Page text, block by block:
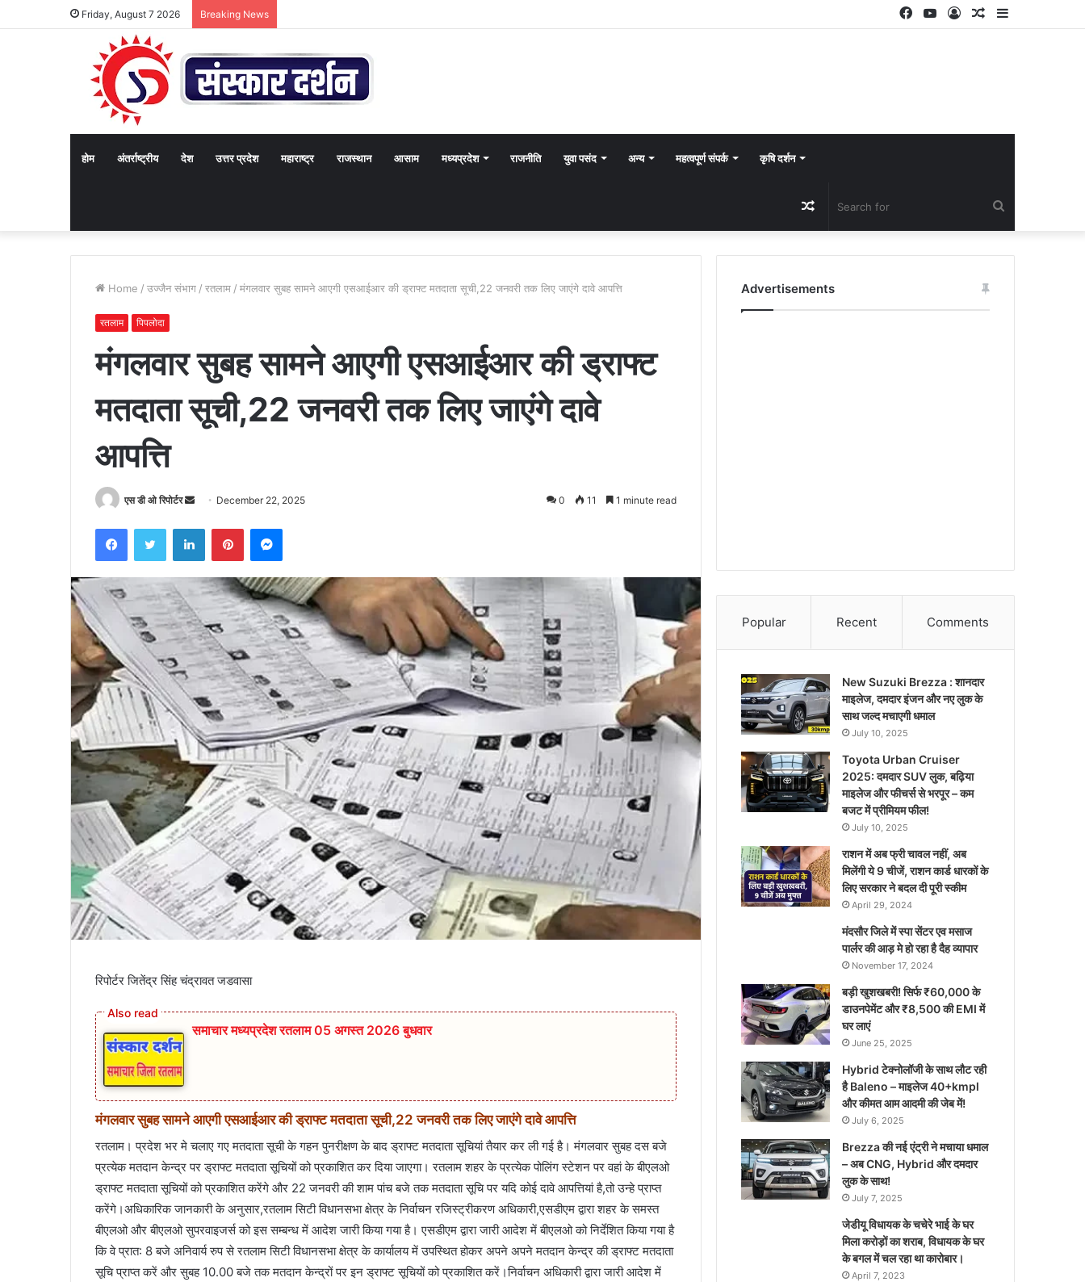
Friday, August 7 2026 Breaking News Sidebar
Random
Log
YouTube
Facebook
होम अंतर्राष्ट्रीय देश उत्तर प्रदेश महाराष्ट्र राजस्थान आसाम मध्यप्रदेश राजनीति युवा पसंद अन्य महत्वपूर्ण संपर्क कृषि दर्शन
for
Random
Article
Home / उज्जैन संभाग / रतलाम / मंगलवार सुबह सामने आएगी एसआईआर की ड्राफ्ट मतदाता सूची,22 जनवरी तक लिए जाएंगे दावे आपत्ति
रतलाम पिपलोदा
मंगलवार सुबह सामने आएगी एसआईआर की ड्राफ्ट
मतदाता सूची,22 जनवरी तक लिए जाएंगे दावे
आपत्ति
एस डी ओ रिपोर्टर
Send December 22, 2025 0 11 1 minute read
FacebookTwitter LinkedInPinterestMessenger
रिपोर्टर जितेंद्र सिंह चंद्रावत जडवासा
समाचार मध्यप्रदेश रतलाम 05 अगस्त 2026 बुधवार
मंगलवार सुबह सामने आएगी एसआईआर की ड्राफ्ट मतदाता सूची,22 जनवरी तक लिए जाएंगे दावे आपत्ति
रतलाम। प्रदेश भर मे चलाए गए मतदाता सूची के गहन पुनरीक्षण के बाद ड्राफ्ट मतदाता सूचियां तैयार कर ली गई है। मंगलवार सुबह दस बजे
प्रत्येक मतदान केन्द्र पर ड्राफ्ट मतदाता सूचियों को प्रकाशित कर दिया जाएगा। रतलाम शहर के प्रत्येक पोलिंग स्टेशन पर वहां के बीएलओ
ड्राफ्ट मतदाता सूचियों को प्रकाशित करेंगे और 22 जनवरी की शाम पांच बजे तक मतदाता सूचि पर यदि कोई दावे आपत्तियां है,तो उन्हे प्राप्त
करेंगे।अधिकारिक जानकारी के अनुसार,रतलाम सिटी विधानसभा क्षेत्र के निर्वाचन रजिस्ट्रीकरण अधिकारी,एसडीएम द्वारा शहर के समस्त
बीएलओ और बीएलओ सुपरवाइजर्स को इस सम्बन्ध में आदेश जारी किया गया है। एसडीएम द्वारा जारी आदेश में बीएलओ को निर्देशित किया गया है
कि वे प्रात: 8 बजे अनिवार्य रुप से रतलाम सिटी विधानसभा क्षेत्र के कार्यालय में उपस्थित होकर अपने अपने मतदान केन्द्र की ड्राफ्ट मतदाता
सूचि प्राप्त करें और सुबह 10.00 बजे तक मतदान केन्द्रों पर इन ड्राफ्ट सूचियों को प्रकाशित करें।निर्वाचन अधिकारी द्वारा जारी आदेश में
Advertisements
Popular Recent Comments
New Suzuki Brezza : शानदार
माइलेज, दमदार इंजन और नए लुक के
साथ जल्द मचाएगी धमाल
July 10, 2025
Toyota Urban Cruiser
2025: दमदार SUV लुक, बढ़िया
माइलेज और फीचर्स से भरपूर – कम
बजट में प्रीमियम फील!
July 10, 2025
राशन में अब फ्री चावल नहीं, अब
मिलेंगी ये 9 चीजें, राशन कार्ड धारकों के
लिए सरकार ने बदल दी पूरी स्कीम
April 29, 2024
मंदसौर जिले में स्पा सेंटर एव मसाज
पार्लर की आड़ मे हो रहा है दैह व्यापार
November 17, 2024
बड़ी खुशखबरी! सिर्फ ₹60,000 के
डाउनपेमेंट और ₹8,500 की EMI में
घर लाएं
June 25, 2025
Hybrid टेक्नोलॉजी के साथ लौट रही
है Baleno – माइलेज 40+kmpl
और कीमत आम आदमी की जेब में!
July 6, 2025
Brezza की नई एंट्री ने मचाया धमाल
– अब CNG, Hybrid और दमदार
लुक के साथ!
July 7, 2025
जेडीयू विधायक के चचेरे भाई के घर
मिला करोड़ों का शराब, विधायक के घर
के बगल में चल रहा था कारोबार।
April 7, 2023